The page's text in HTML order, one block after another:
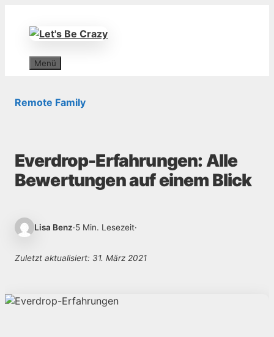
Inhalt
springen
Menü
Remote Family
Everdrop-Erfahrungen: Alle
Bewertungen auf einem Blick
Lisa Benz·5 Min. Lesezeit·
Zuletzt aktualisiert: 31. März 2021